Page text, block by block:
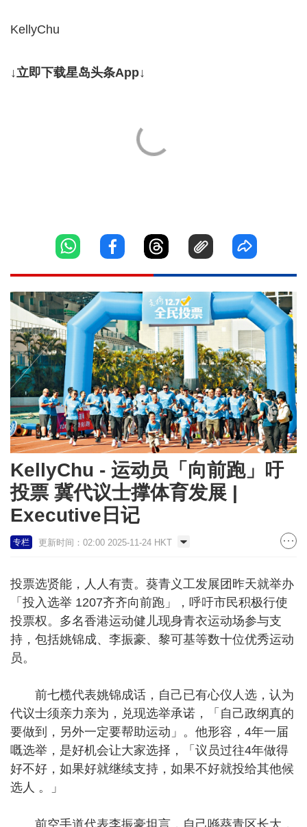
KellyChu
↓立即下载星岛头条App↓
KellyChu - 运动员「向前跑」吁
投票 冀代议士撑体育发展 |
Executive日记
专栏 更新时间：02:00 2025-11-24 HKT
投票选贤能，人人有责。葵青义工发展团昨天就举办
「投入选举 1207齐齐向前跑」，呼吁市民积极行使
投票权。多名香港运动健儿现身青衣运动场参与支
持，包括姚锦成、李振豪、黎可基等数十位优秀运动
员。
前七榄代表姚锦成话，自己已有心仪人选，认为
代议士须亲力亲为，兑现选举承诺，「自己政纲真的
要做到，另外一定要帮助运动」。他形容，4年一届
嘅选举，是好机会让大家选择，「议员过往4年做得
好不好，如果好就继续支持，如果不好就投给其他候
选人 。」
前空手道代表李振豪坦言，自己喺葵青区长大，